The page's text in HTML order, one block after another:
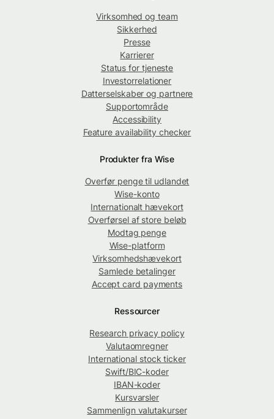
Virksomhed og team
Sikkerhed
Presse
Karrierer
Status for tjeneste
Investorrelationer
Datterselskaber og partnere
Supportområde
Accessibility
Feature availability checker
Produkter fra Wise
Overfør penge til udlandet
Wise-konto
Internationalt hævekort
Overførsel af store beløb
Modtag penge
Wise-platform
Virksomhedshævekort
Samlede betalinger
Accept card payments
Ressourcer
Research privacy policy
Valutaomregner
International stock ticker
Swift/BIC-koder
IBAN-koder
Kursvarsler
Sammenlign valutakurser